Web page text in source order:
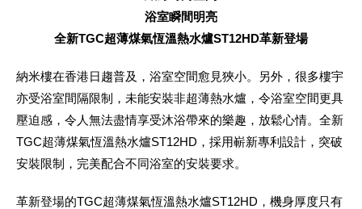
浴室瞬間明亮
全新TGC超薄煤氣恆溫熱水爐ST12HD革新登場
納米樓在香港日趨普及，浴室空間愈見狹小。另外，很多樓宇
亦受浴室間隔限制，未能安裝非超薄熱水爐，令浴室空間更具
壓迫感，令人無法盡情享受沐浴帶來的樂趣，放鬆心情。全新
TGC超薄煤氣恆溫熱水爐ST12HD，採用嶄新專利設計，突破
安裝限制，完美配合不同浴室的安裝要求。
革新登場的TGC超薄煤氣恆溫熱水爐ST12HD，機身厚度只有